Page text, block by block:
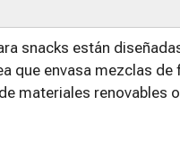
snacks están
que envasa mezclas
materiales renovables